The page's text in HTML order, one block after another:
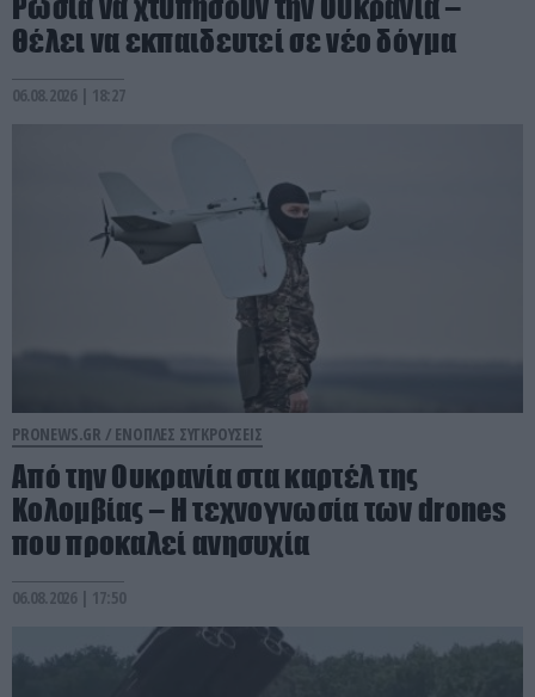
Θέλει να εκπαιδευτεί σε νέο δόγμα
06.08.2026 | 18:27
PRONEWS.GR / ΕΝΟΠΛΕΣ ΣΥΓΚΡΟΥΣΕΙΣ
Από την Ουκρανία στα καρτέλ της
Κολομβίας – Η τεχνογνωσία των drones
που προκαλεί ανησυχία
06.08.2026 | 17:50